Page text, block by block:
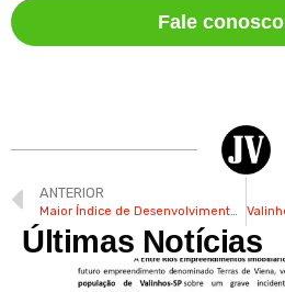
Fale conosco
ANTERIOR
Últimas Notícias